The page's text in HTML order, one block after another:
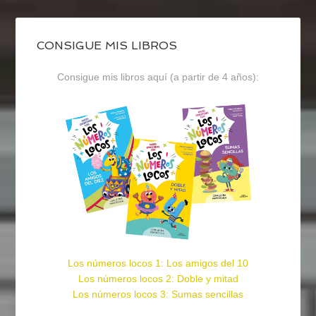
CONSIGUE MIS LIBROS
Consigue mis libros aquí (a partir de 4 años):
Los números locos 1: Los amigos del 10
Los números locos 2: Doble y mitad
Los números locos 3: Sumas sencillas